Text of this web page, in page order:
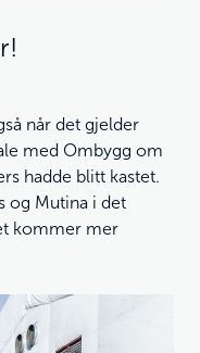
når det gjelder
med Ombygg om
hadde blitt kastet.
og Mutina i det
kommer mer